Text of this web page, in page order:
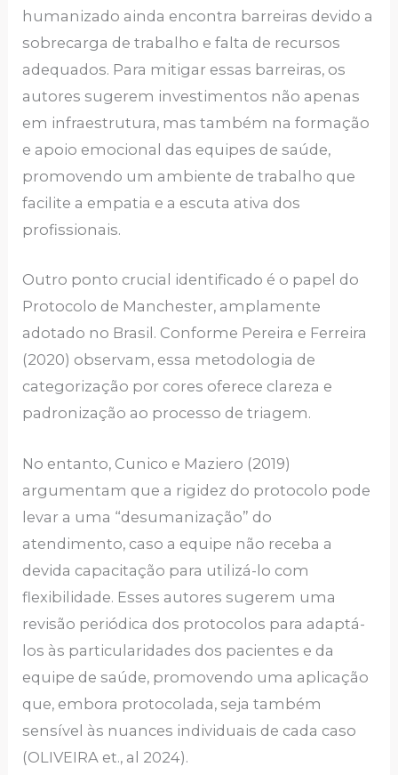
humanizado ainda encontra barreiras devido a
sobrecarga de trabalho e falta de recursos
adequados. Para mitigar essas barreiras, os
autores sugerem investimentos não apenas
em infraestrutura, mas também na formação
e apoio emocional das equipes de saúde,
promovendo um ambiente de trabalho que
facilite a empatia e a escuta ativa dos
profissionais.
Outro ponto crucial identificado é o papel do
Protocolo de Manchester, amplamente
adotado no Brasil. Conforme Pereira e Ferreira
(2020) observam, essa metodologia de
categorização por cores oferece clareza e
padronização ao processo de triagem.
No entanto, Cunico e Maziero (2019)
argumentam que a rigidez do protocolo pode
levar a uma “desumanização” do
atendimento, caso a equipe não receba a
devida capacitação para utilizá-lo com
flexibilidade. Esses autores sugerem uma
revisão periódica dos protocolos para adaptá-
los às particularidades dos pacientes e da
equipe de saúde, promovendo uma aplicação
que, embora protocolada, seja também
sensível às nuances individuais de cada caso
(OLIVEIRA et., al 2024).